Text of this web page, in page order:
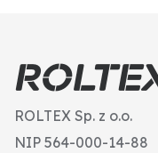
ROLTEX Sp. z o.o.
NIP 564-000-14-88